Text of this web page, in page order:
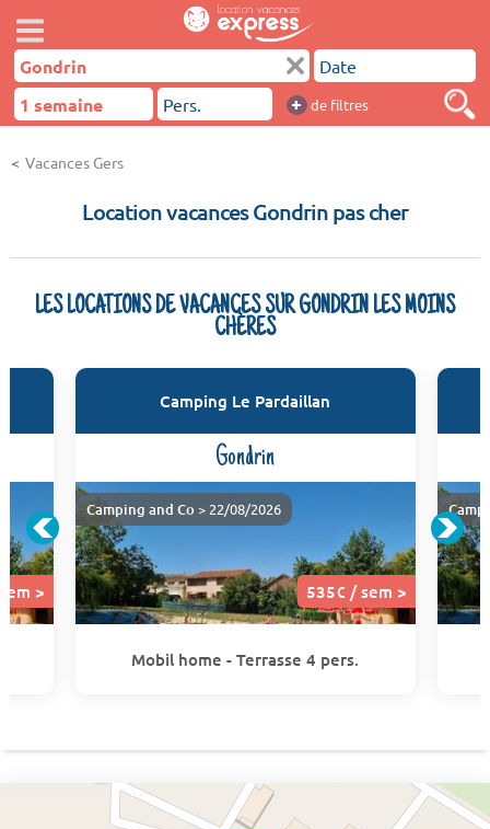
+ de filtres
Vacances Gers
Location vacances Gondrin pas cher
LES LOCATIONS DE VACANCES SUR GONDRIN LES MOINS
CHÈRES
>
Camping Le Pardaillan
Gondrin
535€ / sem >
Camping and Co > 22/08/2026
Mobil home - Terrasse 4 pers.